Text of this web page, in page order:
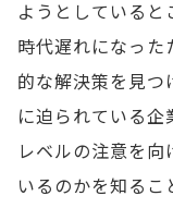
ようとしていると
時代遅れになった
的な解決策を見つ
に迫られている企
レベルの注意を向
いるのかを知るこ